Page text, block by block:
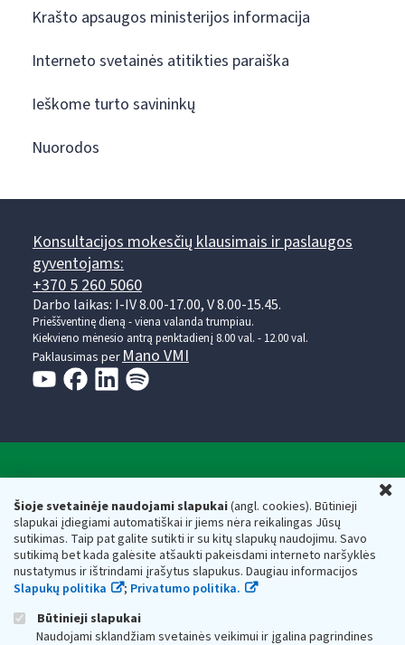
Šioje svetainėje naudojami slapukai(angl. cookies). Būtinieji
slapukai įdiegiami automatiškai ir jiems nėra reikalingas Jūsų
sutikimas. Taip pat galite sutikti ir su kitų slapukų naudojimu. Savo
sutikimą bet kada galėsite atšaukti pakeisdami interneto naršyklės
nustatymus ir ištrindami įrašytus slapukus. Daugiau informacijos
Slapukų politika
; Privatumo politika.
Būtinieji slapukai
Naudojami sklandžiam svetainės veikimui ir įgalina pagrindines
Krašto apsaugos ministerijos informacija
Interneto svetainės atitikties paraiška
Ieškome turto savininkų
Nuorodos
Konsultacijos mokesčių klausimais ir paslaugos
gyventojams:
+370 5 260 5060
Darbo laikas: I-IV 8.00-17.00, V 8.00-15.45.
Prieššventinę dieną - viena valanda trumpiau.
Kiekvieno mėnesio antrą penktadienį 8.00 val. - 12.00 val.
Paklausimas per Mano VMI
Respublikos finansų ministerijos
Biudžetinė įstaiga. Juridinio asmens kodas — 188659752,
adresas: Vasario 16-osios g. 14, 01107 Vilnius, Lietuva, el.paštas:
vmi@vmi.lt, E. pristatymo dėžutės adresas 188659752
Duomenys apie Valstybinę mokesčių inspekciją prie Lietuvos
Respublikos finansų ministerijos kaupiami ir saugomi Juridinių